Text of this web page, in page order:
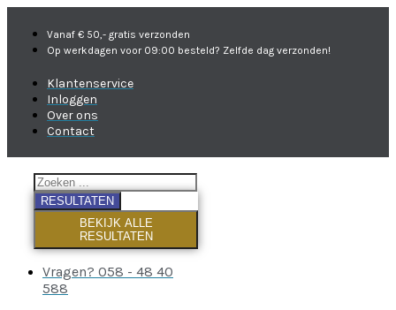
Vanaf € 50,- gratis verzonden
Op werkdagen voor 09:00 besteld? Zelfde dag verzonden!
Klantenservice
Inloggen
Over ons
Contact
RESULTATEN
BEKIJK ALLE
RESULTATEN
Vragen? 058 - 48 40
588